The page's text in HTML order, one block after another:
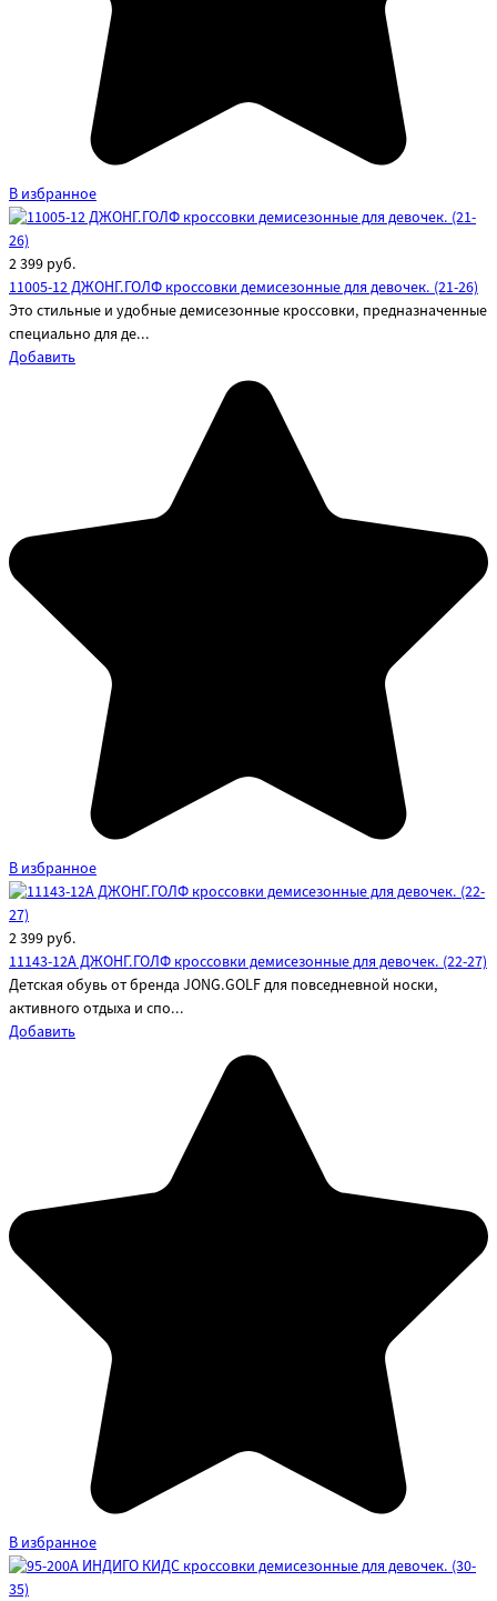
В избранное
2 399 руб.
11005-12 ДЖОНГ.ГОЛФ кроссовки демисезонные для девочек. (21-26)
Это стильные и удобные демисезонные кроссовки, предназначенные
специально для де...
Добавить
В избранное
2 399 руб.
11143-12A ДЖОНГ.ГОЛФ кроссовки демисезонные для девочек. (22-27)
Детская обувь от бренда JONG.GOLF для повседневной носки,
активного отдыха и спо...
Добавить
В избранное